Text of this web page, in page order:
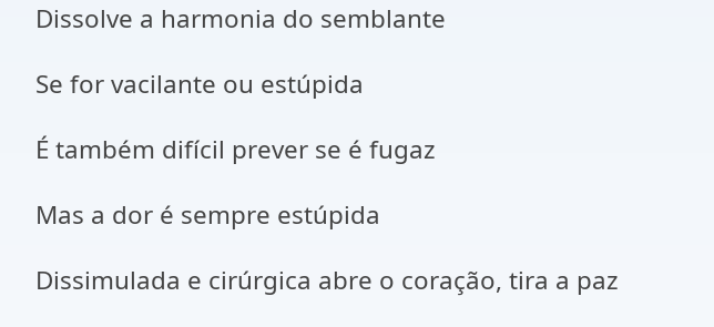
Dissolve a harmonia do semblante
Se for vacilante ou estúpida
É também difícil prever se é fugaz
Mas a dor é sempre estúpida
Dissimulada e cirúrgica abre o coração, tira a paz